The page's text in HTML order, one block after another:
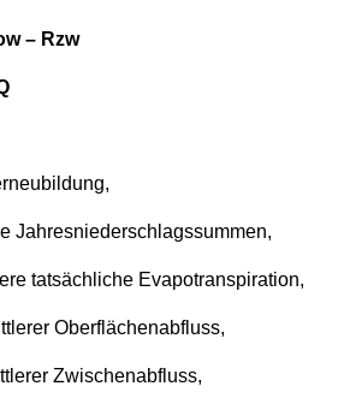
– Rzw
Jahresniederschlagssummen,
tatsächliche Evapotranspiration,
Oberflächenabfluss,
Zwischenabfluss,